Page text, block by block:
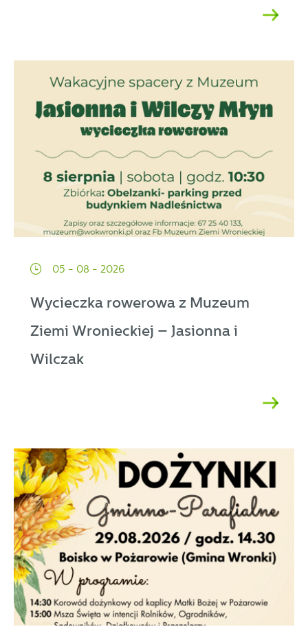
05 - 08 - 2026
Wycieczka rowerowa z Muzeum
Ziemi Wronieckiej – Jasionna i
Wilczak